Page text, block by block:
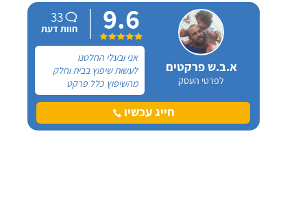
א.ב.ש פרקטים
לפרטי העסק
9.6
33
חוות דעת
אני ובעלי החלטנו
לעשות שיפוץ בבית וחלק
מהשיפוץ כלל פרקט
למינציה שיותקן מעל
הריצוף (הישן) הקיים. קנינו
את הפרקט מחנות חיצונית
חייג עכשיו